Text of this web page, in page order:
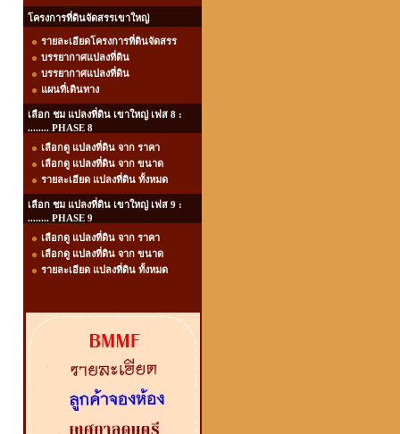
โครงการที่ดินจัดสรรเขาใหญ่
รายละเอียดโครงการที่ดินจัดสรร
บรรยากาศแปลงที่ดิน
บรรยากาศแปลงที่ดิน
แผนที่เดินทาง
เลือก ชม แปลงที่ดิน เขาใหญ่ เฟส 8 :
........ PHASE 8
เลือกดู แปลงที่ดิน จาก ราคา
เลือกดู แปลงที่ดิน จาก ขนาด
รายละเอียด แปลงที่ดิน ทั้งหมด
เลือก ชม แปลงที่ดิน เขาใหญ่ เฟส 9 :
........ PHASE 9
เลือกดู แปลงที่ดิน จาก ราคา
เลือกดู แปลงที่ดิน จาก ขนาด
รายละเอียด แปลงที่ดิน ทั้งหมด